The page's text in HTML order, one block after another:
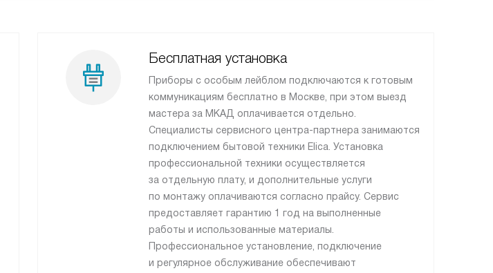
Бесплатная установка
Приборы с особым лейблом подключаются к готовым
коммуникациям бесплатно в Москве, при этом выезд
мастера за МКАД оплачивается отдельно.
Специалисты сервисного центра-партнера занимаются
подключением бытовой техники Elica. Установка
профессиональной техники осуществляется
за отдельную плату, и дополнительные услуги
по монтажу оплачиваются согласно прайсу. Сервис
предоставляет гарантию 1 год на выполненные
работы и использованные материалы.
Профессиональное установление, подключение
и регулярное обслуживание обеспечивают